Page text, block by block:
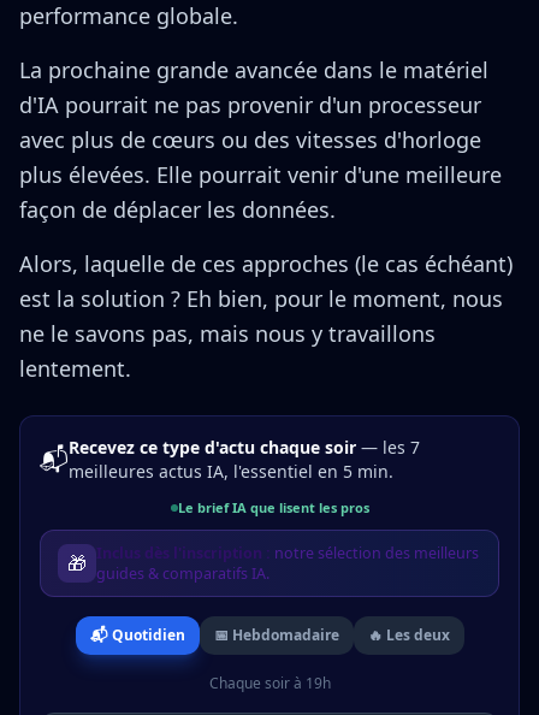
performance globale.
La prochaine grande avancée dans le matériel
d'IA pourrait ne pas provenir d'un processeur
avec plus de cœurs ou des vitesses d'horloge
plus élevées. Elle pourrait venir d'une meilleure
façon de déplacer les données.
Alors, laquelle de ces approches (le cas échéant)
est la solution ? Eh bien, pour le moment, nous
ne le savons pas, mais nous y travaillons
lentement.
📬Recevez ce type d'actu chaque soir — les 7
meilleures actus IA, l'essentiel en 5 min.
Le brief IA que lisent les pros
🎁 Inclus dès l'inscription : notre sélection des meilleurs
guides & comparatifs IA.
📬 Quotidien 📅 Hebdomadaire 🔥 Les deux
Chaque soir à 19h